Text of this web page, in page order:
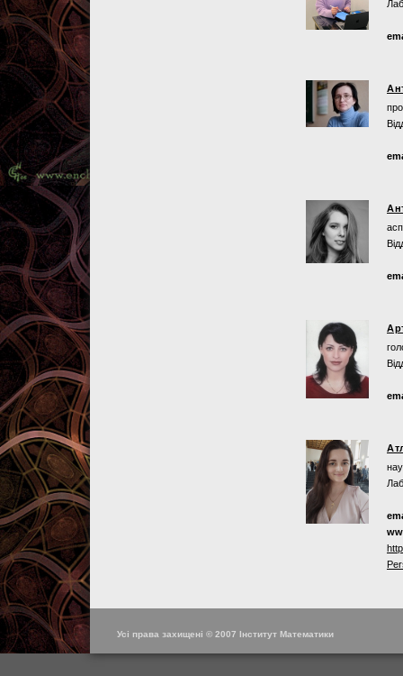
Усі права захищені © 2007 Інститут Математики